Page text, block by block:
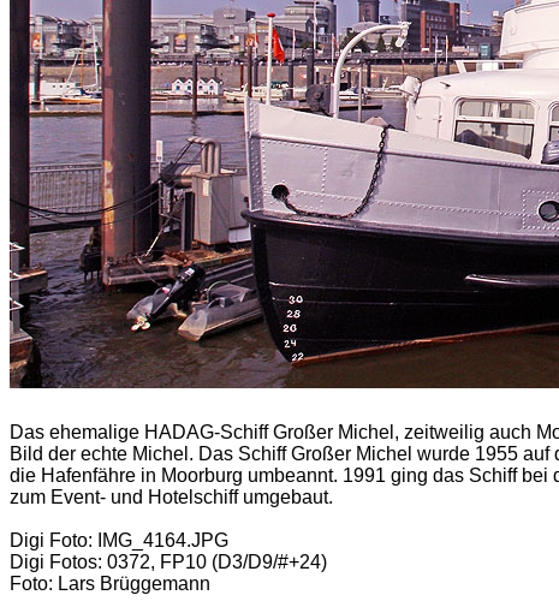
Das ehemalige HADAG-Schiff Großer Michel, zeitweilig auch
Bild der echte Michel. Das Schiff Großer Michel wurde 1955
die Hafenfähre in Moorburg umbeannt. 1991 ging das Schiff
zum Event- und Hotelschiff umgebaut.
Digi Foto: IMG_4164.JPG
Digi Fotos: 0372, FP10 (D3/D9/#+24)
Foto: Lars Brüggemann